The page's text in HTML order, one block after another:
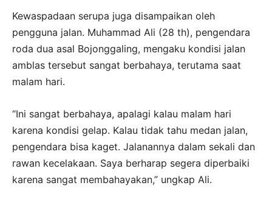
Kewaspadaan serupa juga disampaikan oleh
pengguna jalan. Muhammad Ali (28 th), pengendara
roda dua asal Bojonggaling, mengaku kondisi jalan
amblas tersebut sangat berbahaya, terutama saat
malam hari.
“Ini sangat berbahaya, apalagi kalau malam hari
karena kondisi gelap. Kalau tidak tahu medan jalan,
pengendara bisa kaget. Jalanannya dalam sekali dan
rawan kecelakaan. Saya berharap segera diperbaiki
karena sangat membahayakan,” ungkap Ali.